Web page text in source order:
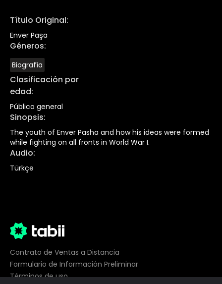
Título Original:
Enver Paşa
Géneros:
Biografía
Clasificación por
edad:
Público general
Sinopsis:
The youth of Enver Pasha and how his ideas were formed
while fighting on all fronts in World War I.
Audio:
Türkçe
Contrato de Ventas a Distancia
Formulario de Información Preliminar
Términos de uso